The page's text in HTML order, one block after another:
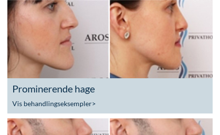
Prominerende hage
Vis behandlingseksempler>